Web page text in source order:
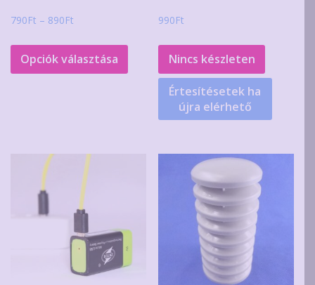
790Ft – 890Ft
-
890Ft
Opciók választása
terméknek
termékoldalon
ki
990Ft
Nincs készleten
Értesítésetek ha
újra elérhető